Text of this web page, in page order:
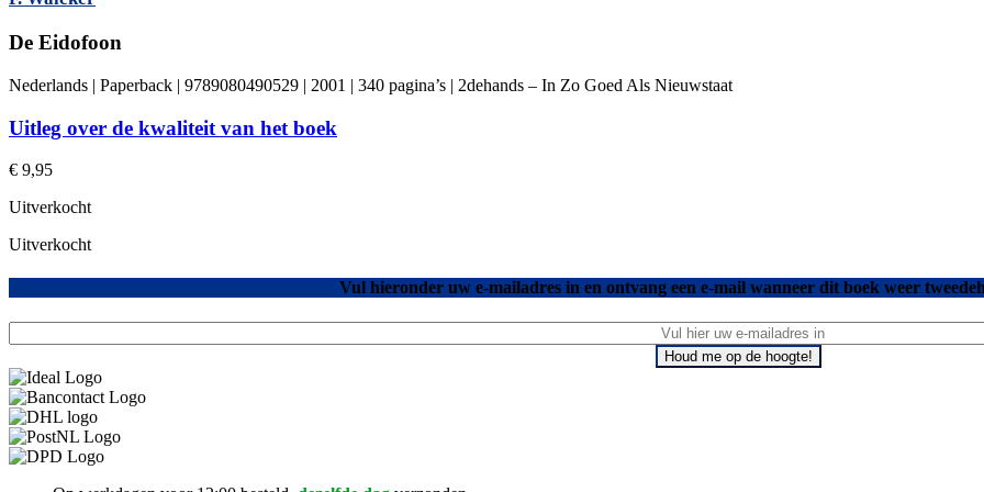
De Eidofoon
Nederlands | Paperback | 9789080490529 | 2001 | 340 pagina’s | 2dehands – In Zo Goed Als Nieuwstaat
Uitleg over de kwaliteit van het boek
€ 9,95
Uitverkocht
Uitverkocht
Vul hieronder uw e-mailadres in en ontvang een e-mail wanneer dit boek weer
Houd me op de hoogte!